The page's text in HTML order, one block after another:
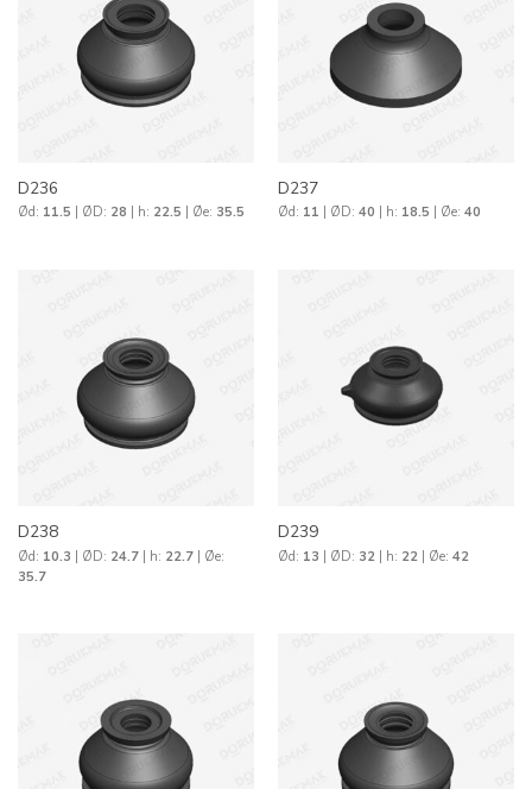
D236
Ød: 11.5 | ØD: 28 | h: 22.5 | Øe: 35.5
D237
Ød: 11 | ØD: 40 | h: 18.5 | Øe: 40
D238
Ød: 10.3 | ØD: 24.7| h: 22.7| Øe:
35.7
D239
Ød: 13 | ØD: 32| h: 22| Øe: 42